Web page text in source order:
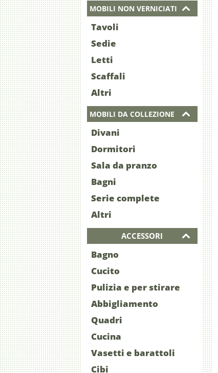
MOBILI NON VERNICIATI
Tavoli
Sedie
Letti
Scaffali
Altri
MOBILI DA COLLEZIONE
Divani
Dormitori
Sala da pranzo
Bagni
Serie complete
Altri
ACCESSORI
Bagno
Cucito
Pulizia e per stirare
Abbigliamento
Quadri
Cucina
Vasetti e barattoli
Cibi